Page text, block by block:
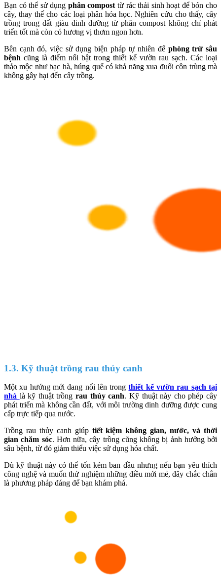
Bạn có thể sử dụng phân composttừ rác thải sinh hoạt để bón cho
cây, thay thế cho các loại phân hóa học. Nghiên cứu cho thấy, cây
trồng trong đất giàu dinh dưỡng từ phân compost không chỉ phát
triển tốt mà còn có hương vị thơm ngon hơn.
Bên cạnh đó, việc sử dụng biện pháp tự nhiên đểphòng trừ sâu
bệnh cũng là điểm nổi bật trong thiết kế vườn rau sạch. Các loại
thảo mộc như bạc hà, húng quế có khả năng xua đuổi côn trùng mà
không gây hại đến cây trồng.
1.3. Kỹ thuật trồng rau thủy canh
Một xu hướng mới đang nổi lên trongthiết kế vườn rau sạch tại
nhà là kỹ thuật trồngrau thủy canh. Kỹ thuật này cho phép cây
phát triển mà không cần đất, với môi trường dinh dưỡng được cung
cấp trực tiếp qua nước.
Trồng rau thủy canh giúp tiết kiệm không gian, nước, và thời
gian chăm sóc. Hơn nữa, cây trồng cũng không bị ảnh hưởng bởi
sâu bệnh, từ đó giảm thiểu việc sử dụng hóa chất.
Dù kỹ thuật này có thể tốn kém ban đầu nhưng nếu bạn yêu thích
công nghệ và muốn thử nghiệm những điều mới mẻ, đây chắc chắn
là phương pháp đáng để bạn khám phá.